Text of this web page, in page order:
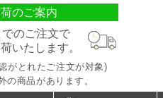
のご案内
でのご注文で
いたします。
がとれたご注文が対象)
商品があります。